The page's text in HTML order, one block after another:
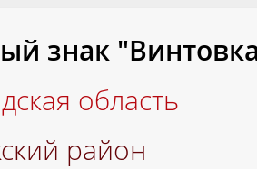
знак
область
район